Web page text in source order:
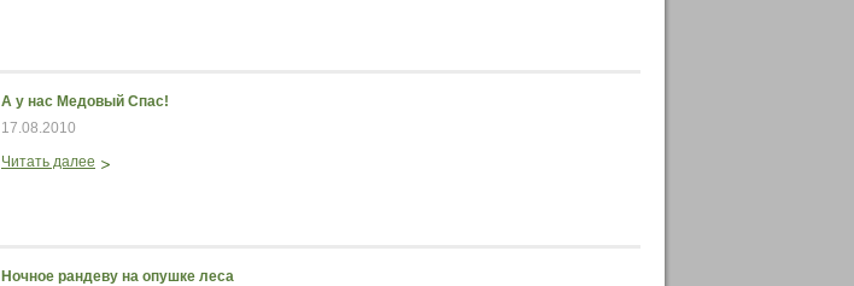
А у нас Медовый Спас!
17.08.2010
Читать далее
Ночное рандеву на опушке леса